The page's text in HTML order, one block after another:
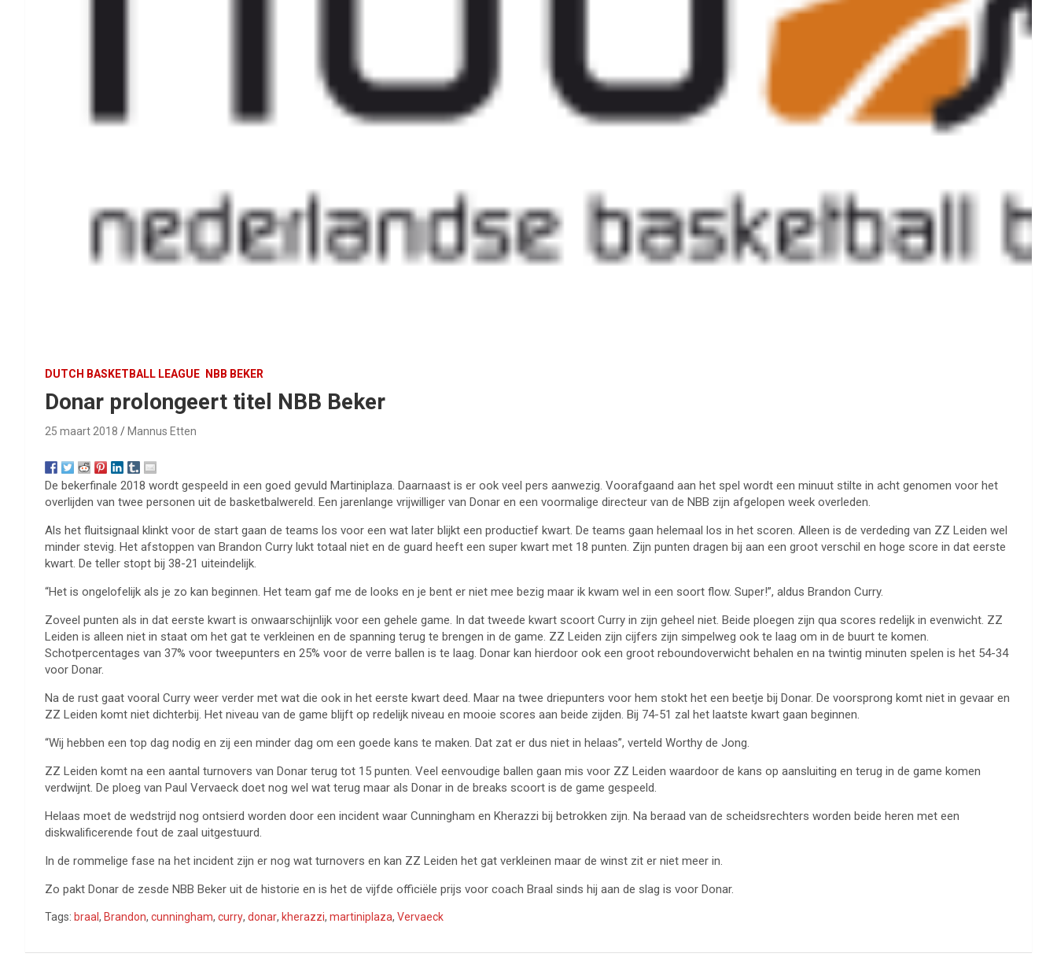
DUTCH BASKETBALL LEAGUE NBB BEKER
Donar prolongeert titel NBB Beker
25 maart 2018 Mannus Etten
De bekerfinale 2018 wordt gespeeld in een goed gevuld Martiniplaza. Daarnaast is er ook veel pers aanwezig. Voorafgaand aan het spel wordt een minuut stilte in acht genomen voor het
overlijden van twee personen uit de basketbalwereld. Een jarenlange vrijwilliger van Donar en een voormalige directeur van de NBB zijn afgelopen week overleden.
Als het fluitsignaal klinkt voor de start gaan de teams los voor een wat later blijkt een productief kwart. De teams gaan helemaal los in het scoren. Alleen is de verdeding van ZZ Leiden wel
minder stevig. Het afstoppen van Brandon Curry lukt totaal niet en de guard heeft een super kwart met 18 punten. Zijn punten dragen bij aan een groot verschil en hoge score in dat eerste
kwart. De teller stopt bij 38-21 uiteindelijk.
“Het is ongelofelijk als je zo kan beginnen. Het team gaf me de looks en je bent er niet mee bezig maar ik kwam wel in een soort flow. Super!”, aldus Brandon Curry.
Zoveel punten als in dat eerste kwart is onwaarschijnlijk voor een gehele game. In dat tweede kwart scoort Curry in zijn geheel niet. Beide ploegen zijn qua scores redelijk in evenwicht. ZZ
Leiden is alleen niet in staat om het gat te verkleinen en de spanning terug te brengen in de game. ZZ Leiden zijn cijfers zijn simpelweg ook te laag om in de buurt te komen.
Schotpercentages van 37% voor tweepunters en 25% voor de verre ballen is te laag. Donar kan hierdoor ook een groot reboundoverwicht behalen en na twintig minuten spelen is het 54-34
voor Donar.
Na de rust gaat vooral Curry weer verder met wat die ook in het eerste kwart deed. Maar na twee driepunters voor hem stokt het een beetje bij Donar. De voorsprong komt niet in gevaar en
ZZ Leiden komt niet dichterbij. Het niveau van de game blijft op redelijk niveau en mooie scores aan beide zijden. Bij 74-51 zal het laatste kwart gaan beginnen.
“Wij hebben een top dag nodig en zij een minder dag om een goede kans te maken. Dat zat er dus niet in helaas”, verteld Worthy de Jong.
ZZ Leiden komt na een aantal turnovers van Donar terug tot 15 punten. Veel eenvoudige ballen gaan mis voor ZZ Leiden waardoor de kans op aansluiting en terug in de game komen
verdwijnt. De ploeg van Paul Vervaeck doet nog wel wat terug maar als Donar in de breaks scoort is de game gespeeld.
Helaas moet de wedstrijd nog ontsierd worden door een incident waar Cunningham en Kherazzi bij betrokken zijn. Na beraad van de scheidsrechters worden beide heren met een
diskwalificerende fout de zaal uitgestuurd.
In de rommelige fase na het incident zijn er nog wat turnovers en kan ZZ Leiden het gat verkleinen maar de winst zit er niet meer in.
Zo pakt Donar de zesde NBB Beker uit de historie en is het de vijfde officiële prijs voor coach Braal sinds hij aan de slag is voor Donar.
Tags: braal , Brandon, cunningham, curry, donar, kherazzi, martiniplaza, Vervaeck